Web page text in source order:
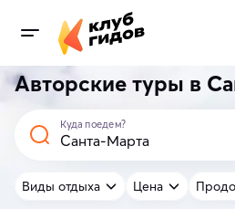
Авторские туры в
Куда поедем?
Виды отдыха Цена